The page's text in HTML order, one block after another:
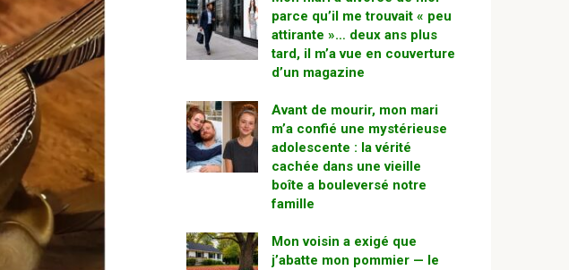
parce qu’il me trouvait « peu
attirante »… deux ans plus
tard, il m’a vue en couverture
d’un magazine
Avant de mourir, mon mari
m’a confié une mystérieuse
adolescente : la vérité
cachée dans une vieille
boîte a bouleversé notre
famille
Mon voisin a exigé que
j’abatte mon pommier — le